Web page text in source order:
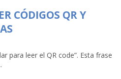
CÓDIGOS QR Y
para leer el QR code”. Esta frase